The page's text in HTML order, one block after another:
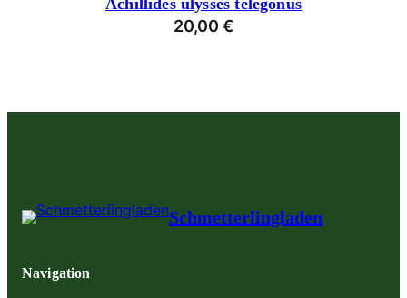
Achillides ulysses telegonus
20,00 €
Schmetterlingladen
Navigation